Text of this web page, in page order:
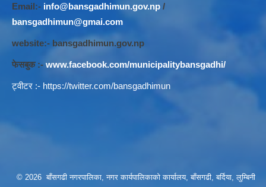
Email:- info@bansgadhimun.gov.np /
bansgadhimun@gmai.com
website:- bansgadhimun.gov.np
फेसबुक :- www.facebook.com/municipalitybansgadhi/
ट्वीटर :- https://twitter.com/bansgadhimun
© 2026 बाँसगढी नगरपालिका, नगर कार्यपालिकाकाे कार्यालय, बाँसगढी, बर्दिया, लुम्बिनी